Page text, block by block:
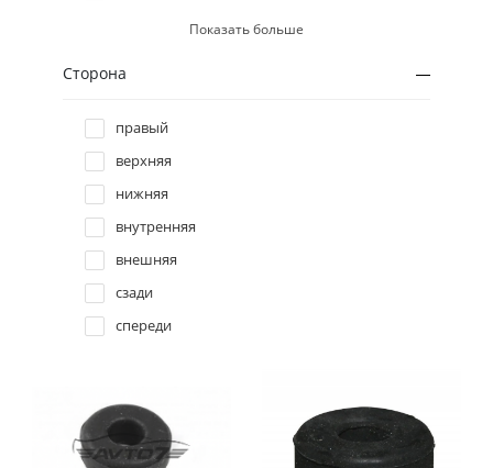
Jeep
Lancia
Land Rover
Lexus
Maserati
Mazda
Mercedes
Febi bilstein
Meyle
Original imperium
Profit
QH
Solgy
Topran / Hans Pries
Показать больше
Сторона
правый
верхняя
нижняя
внутренняя
внешняя
сзади
спереди